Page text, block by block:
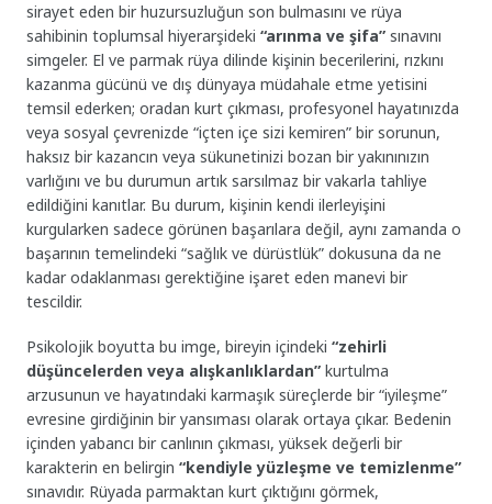
sirayet eden bir huzursuzluğun son bulmasını ve rüya
sahibinin toplumsal hiyerarşideki“arınma ve şifa” sınavını
simgeler. El ve parmak rüya dilinde kişinin becerilerini, rızkını
kazanma gücünü ve dış dünyaya müdahale etme yetisini
temsil ederken; oradan kurt çıkması, profesyonel hayatınızda
veya sosyal çevrenizde “içten içe sizi kemiren” bir sorunun,
haksız bir kazancın veya sükunetinizi bozan bir yakınınızın
varlığını ve bu durumun artık sarsılmaz bir vakarla tahliye
edildiğini kanıtlar. Bu durum, kişinin kendi ilerleyişini
kurgularken sadece görünen başarılara değil, aynı zamanda o
başarının temelindeki “sağlık ve dürüstlük” dokusuna da ne
kadar odaklanması gerektiğine işaret eden manevi bir
tescildir.
Psikolojik boyutta bu imge, bireyin içindeki“zehirli
düşüncelerden veya alışkanlıklardan” kurtulma
arzusunun ve hayatındaki karmaşık süreçlerde bir “iyileşme”
evresine girdiğinin bir yansıması olarak ortaya çıkar. Bedenin
içinden yabancı bir canlının çıkması, yüksek değerli bir
karakterin en belirgin“kendiyle yüzleşme ve temizlenme”
sınavıdır. Rüyada parmaktan kurt çıktığını görmek,